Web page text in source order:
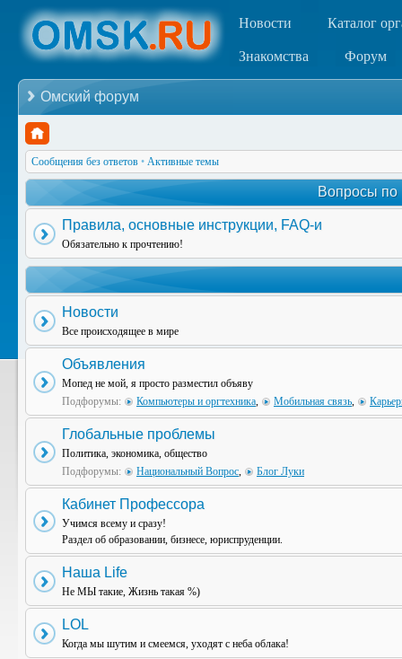
Новости Каталог
Знакомства Форум
Омский форум
Сообщения без ответов • Активные темы
Вопросы по
Правила, основные инструкции, FAQ-и
Обязательно к прочтению!
Новости
Все происходящее в мире
Объявления
Мопед не мой, я просто разместил объяву
Подфорумы:
Компьютеры и оргтехника, Мобильная связь,
Глобальные проблемы
Политика, экономика, общество
Подфорумы:
Национальный Вопрос, Блог Луки
Кабинет Профессора
Учимся всему и сразу!
Раздел об образовании, бизнесе, юриспруденции.
Наша Life
Не МЫ такие, Жизнь такая %)
LOL
Когда мы шутим и смеемся, уходят с неба облака!